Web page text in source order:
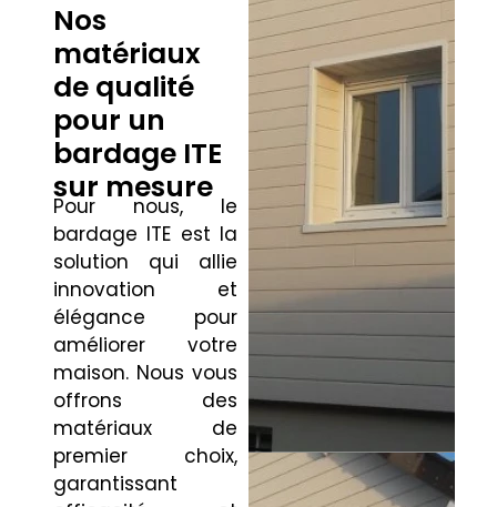
Nos
matériaux
de qualité
pour un
bardage ITE
sur mesure
Pour nous, le
bardage ITE est la
solution qui allie
innovation et
élégance pour
améliorer votre
maison. Nous vous
offrons des
matériaux de
premier choix,
garantissant